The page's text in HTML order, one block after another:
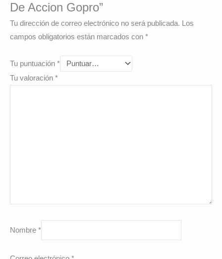
De Accion Gopro”
Tu dirección de correo electrónico no será publicada. Los
campos obligatorios están marcados con *
Tu puntuación *
Tu valoración *
Nombre *